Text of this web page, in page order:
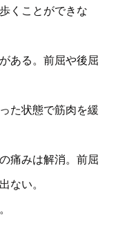
くことができな
ある。前屈や後屈
た状態で筋肉を緩
痛みは解消。前屈
ない。